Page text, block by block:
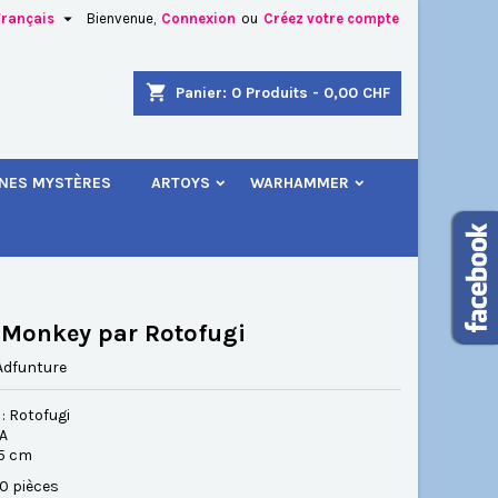
Bienvenue, Connexion ou Créez votre compte

shopping_cart Panier: 0 Produits - 0,00 CHF
MYSTÈRES ARTOYS WARHAMMER
par Rotofugi
Rotofugi
cm
pièces